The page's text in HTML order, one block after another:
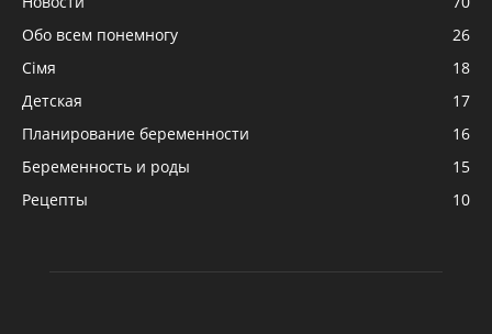
Обо всем понемногу
26
Сімя
18
Детская
17
Планирование беременности
16
Беременность и роды
15
Рецепты
10